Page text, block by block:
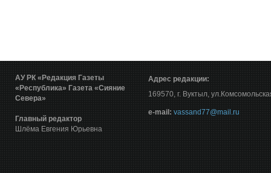
АУ РК «Редакция Газеты
«Республика» Газета «Сияние
Севера»
Главный редактор
Шлёма Евгения Юрьевна
Адрес редакции:
169570, г. Вуктыл,
е-mail: vassand77@mail.ru